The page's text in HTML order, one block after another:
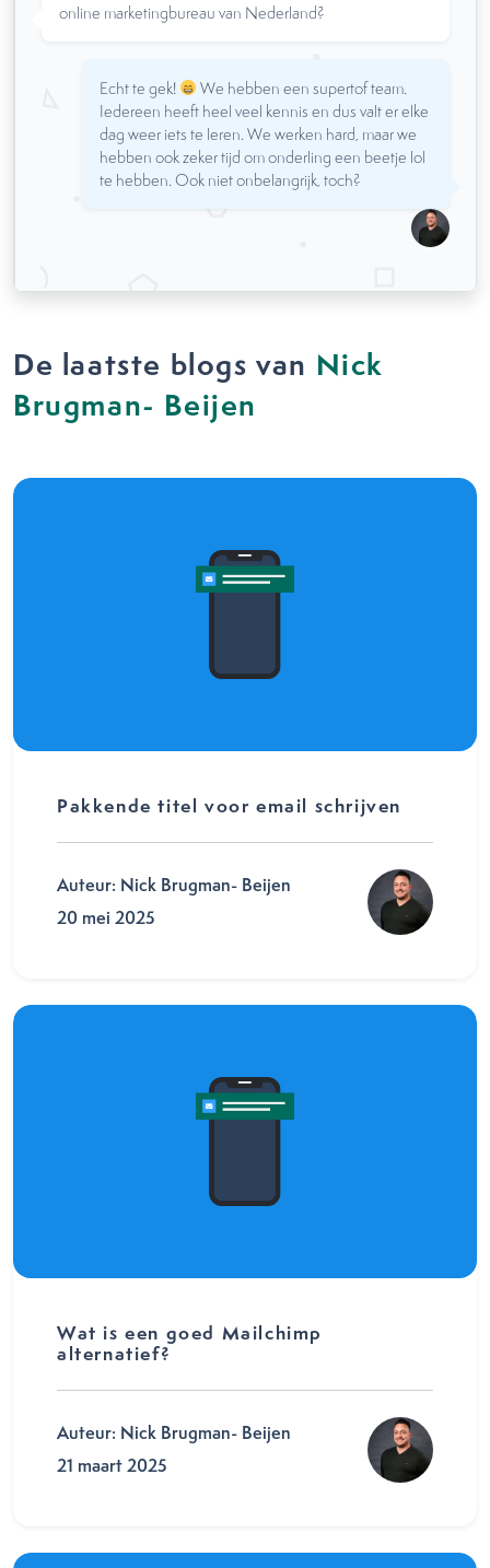
online marketingbureau van Nederland?
Echt te gek!
We hebben een supertof team.
Iedereen heeft heel veel kennis en dus valt er elke
dag weer iets te leren. We werken hard, maar we
hebben ook zeker tijd om onderling een beetje lol
te hebben. Ook niet onbelangrijk, toch?
De laatste blogs van Nick
Brugman- Beijen
Pakkende titel voor email schrijven
Auteur: Nick Brugman- Beijen
20 mei 2025
Wat is een goed Mailchimp
alternatief?
Auteur: Nick Brugman- Beijen
21 maart 2025